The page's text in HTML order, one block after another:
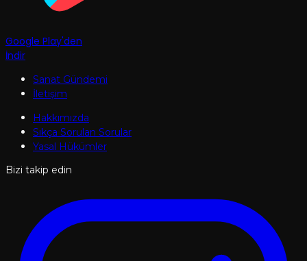
Google Play'den
İndir
Sanat Gündemi
İletişim
Hakkımızda
Sıkça Sorulan Sorular
Yasal Hükümler
Bizi takip edin